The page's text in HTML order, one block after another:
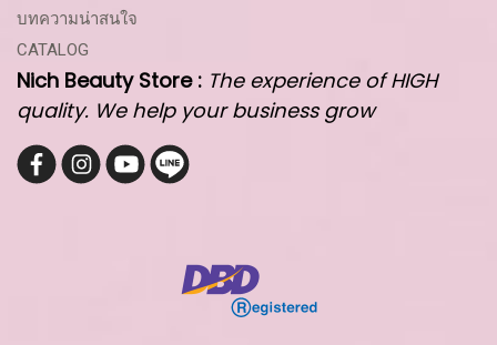
บทความน่าสนใจ
CATALOG
Nich Beauty Store : The experience of HIGH
quality. We help your business grow